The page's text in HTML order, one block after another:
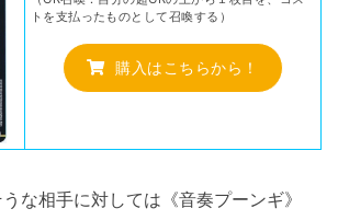
トを支払ったものとして召喚する）
購入はこちらから！
な相手に対しては《音奏プーンギ》